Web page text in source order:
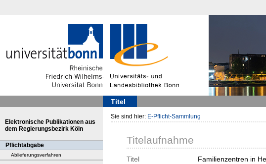
Titel
Elektronische Publikationen aus
dem Regierungsbezirk Köln
Pflichtabgabe
Ablieferungsverfahren
Sie sind hier: E-Pflicht-Sammlung
Titelaufnahme
Titel
Familienzentren in